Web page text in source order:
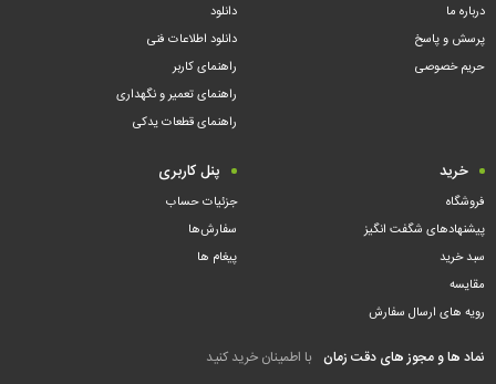
درباره ما
پرسش و پاسخ
حریم خصوصی
دانلود
دانلود اطلاعات فنی
راهنمای کاربر
راهنمای تعمیر و نگهداری
راهنمای قطعات یدکی
خرید
فروشگاه
پیشنهادهای شگفت انگیز
سبد خرید
مقایسه
رویه های ارسال سفارش
پنل کاربری
جزئیات حساب
سفارش‌ها
پیغام ها
نماد ها و مجوز های دقت زمان با اطمینان خرید کنید